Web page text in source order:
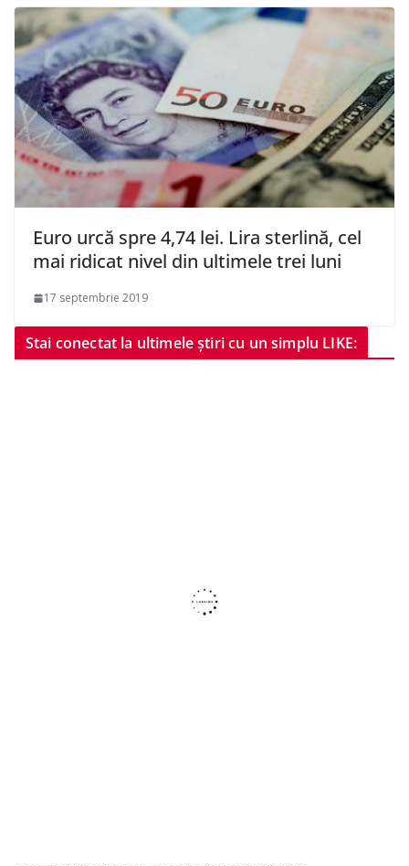
Euro urcă spre 4,74 lei. Lira sterlină, cel
mai ridicat nivel din ultimele trei luni
17 septembrie 2019
Stai conectat la ultimele știri cu un simplu LIKE: